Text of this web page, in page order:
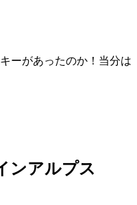
ーがあったのか！当分は
ンアルプス